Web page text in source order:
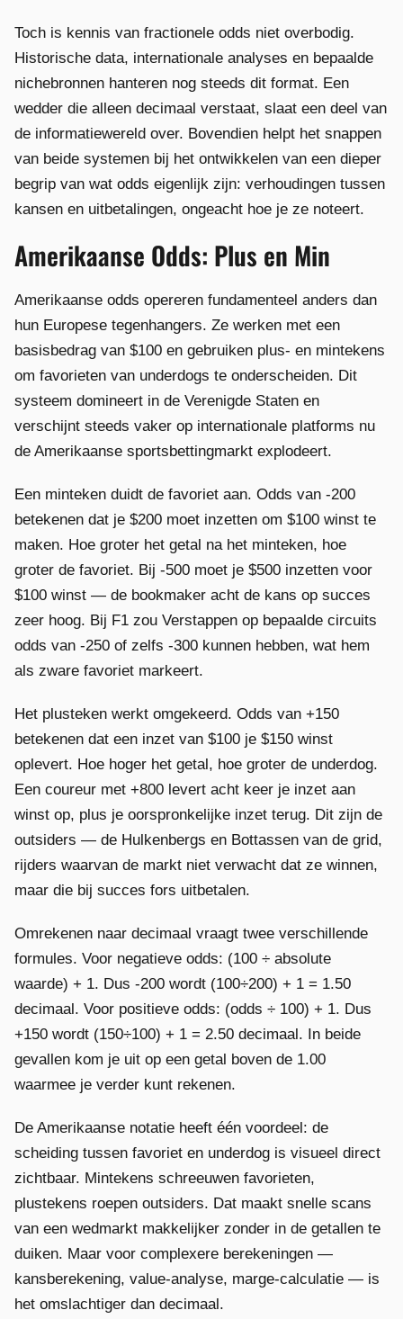
Toch is kennis van fractionele odds niet overbodig.
Historische data, internationale analyses en bepaalde
nichebronnen hanteren nog steeds dit format. Een
wedder die alleen decimaal verstaat, slaat een deel van
de informatiewereld over. Bovendien helpt het snappen
van beide systemen bij het ontwikkelen van een dieper
begrip van wat odds eigenlijk zijn: verhoudingen tussen
kansen en uitbetalingen, ongeacht hoe je ze noteert.
Amerikaanse Odds: Plus en Min
Amerikaanse odds opereren fundamenteel anders dan
hun Europese tegenhangers. Ze werken met een
basisbedrag van $100 en gebruiken plus- en mintekens
om favorieten van underdogs te onderscheiden. Dit
systeem domineert in de Verenigde Staten en
verschijnt steeds vaker op internationale platforms nu
de Amerikaanse sportsbettingmarkt explodeert.
Een minteken duidt de favoriet aan. Odds van -200
betekenen dat je $200 moet inzetten om $100 winst te
maken. Hoe groter het getal na het minteken, hoe
groter de favoriet. Bij -500 moet je $500 inzetten voor
$100 winst — de bookmaker acht de kans op succes
zeer hoog. Bij F1 zou Verstappen op bepaalde circuits
odds van -250 of zelfs -300 kunnen hebben, wat hem
als zware favoriet markeert.
Het plusteken werkt omgekeerd. Odds van +150
betekenen dat een inzet van $100 je $150 winst
oplevert. Hoe hoger het getal, hoe groter de underdog.
Een coureur met +800 levert acht keer je inzet aan
winst op, plus je oorspronkelijke inzet terug. Dit zijn de
outsiders — de Hulkenbergs en Bottassen van de grid,
rijders waarvan de markt niet verwacht dat ze winnen,
maar die bij succes fors uitbetalen.
Omrekenen naar decimaal vraagt twee verschillende
formules. Voor negatieve odds: (100 ÷ absolute
waarde) + 1. Dus -200 wordt (100÷200) + 1 = 1.50
decimaal. Voor positieve odds: (odds ÷ 100) + 1. Dus
+150 wordt (150÷100) + 1 = 2.50 decimaal. In beide
gevallen kom je uit op een getal boven de 1.00
waarmee je verder kunt rekenen.
De Amerikaanse notatie heeft één voordeel: de
scheiding tussen favoriet en underdog is visueel direct
zichtbaar. Mintekens schreeuwen favorieten,
plustekens roepen outsiders. Dat maakt snelle scans
van een wedmarkt makkelijker zonder in de getallen te
duiken. Maar voor complexere berekeningen —
kansberekening, value-analyse, marge-calculatie — is
het omslachtiger dan decimaal.